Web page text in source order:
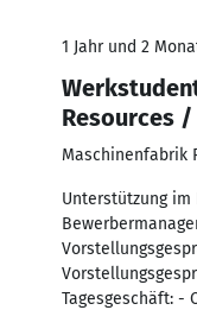
1 Jahr und 2
Resources
Maschinenfabrik
Unterstützung im
Tagesgeschäft: -